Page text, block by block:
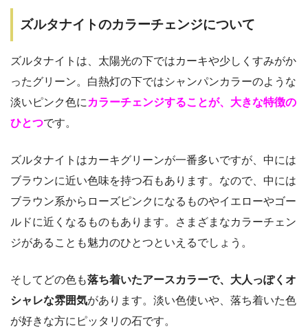
ズルタナイトのカラーチェンジについて
ズルタナイトは、太陽光の下ではカーキや少しくすみがか
ったグリーン。白熱灯の下ではシャンパンカラーのような
淡いピンク色に カラーチェンジすることが、大きな特徴の
ひとつです。
ズルタナイトはカーキグリーンが一番多いですが、中には
ブラウンに近い色味を持つ石もあります。なので、中には
ブラウン系からローズピンクになるものやイエローやゴー
ルドに近くなるものもあります。さまざまなカラーチェン
ジがあることも魅力のひとつといえるでしょう。
そしてどの色も落ち着いたアースカラーで、大人っぽくオ
シャレな雰囲気があります。淡い色使いや、落ち着いた色
が好きな方にピッタリの石です。